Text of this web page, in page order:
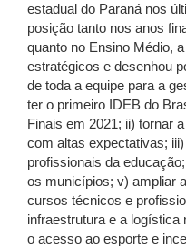
estadual do Paraná nos
posição tanto nos anos
quanto no Ensino Médio,
estratégicos e desenhou
de toda a equipe para a
ter o primeiro IDEB do
Finais em 2021; ii) tornar
com altas expectativas;
profissionais da
os municípios; v) ampliar
cursos técnicos e
infraestrutura e a
o acesso ao esporte e